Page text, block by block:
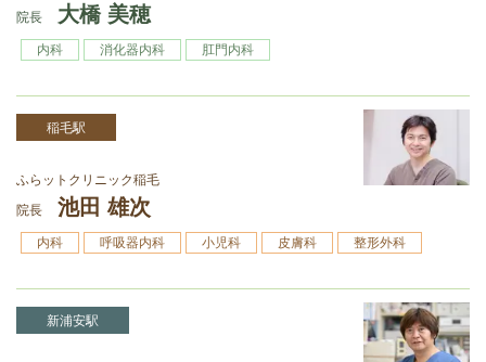
院長
大橋 美穂
内科 消化器内科 肛門内科
稲毛駅
ふらットクリニック稲毛
院長
池田 雄次
内科 呼吸器内科 小児科 皮膚科 整形外科
新浦安駅